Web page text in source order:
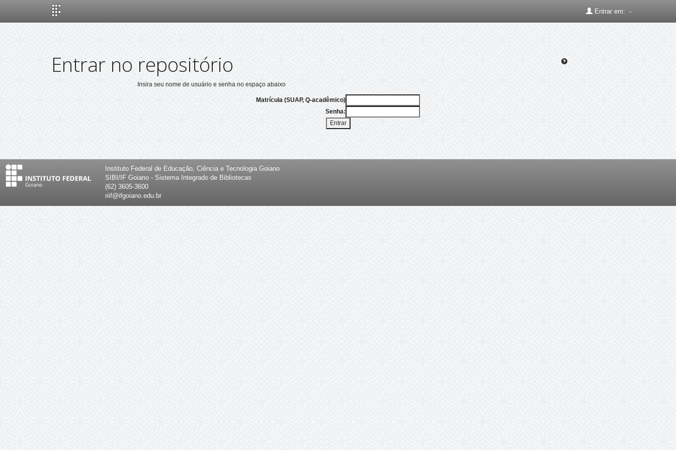
Entrar em:
Entrar no repositório
Insira seu nome de usuário e senha no espaço abaixo
Matrícula (SUAP, Q-acadêmico)
Senha:
Instituto Federal de Educação, Ciência e Tecnologia Goiano
SIBI/IF Goiano - Sistema Integrado de Bibliotecas
(62) 3605-3600
riif@ifgoiano.edu.br